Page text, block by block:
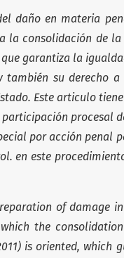
daño en materia
la consolidación de
que garantiza la
también su derecho
Este articulo
procesal
por acción penal
en este
of damage
which the
is oriented, which